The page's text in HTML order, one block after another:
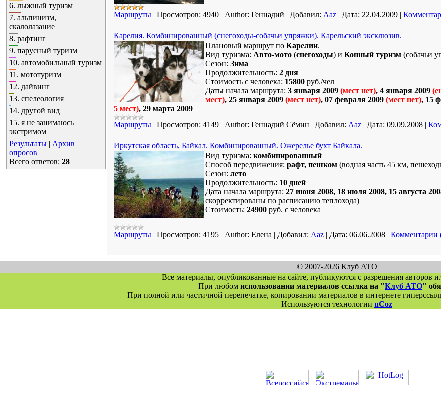
6. лыжный туризм
7. альпинизм,
скалолазание
8. рафтинг
9. парусный туризм
10. автомобильный туризм
11. мототуризм
12. дайвинг
13. спелеология
14. другой вид
15. я не занимаюсь
экстримом
Результаты | Архив
опросов
Всего ответов: 28
Маршруты | Просмотров: 4940 | Author: Геннадий | Добавил: Aaz | Дата: 22.04.2009 |
Карелия. Комбинированный (снегоходы-собачьи упряжки). Карельский эксклюзив.
Плановый маршрут по Карелии.
Вид туризма: Авто-мото (снегоходы) и Конный туризм (собачьи
Сезон: Зима
Продолжительность: 2 дня
Стоимость с человека: 15800 руб./чел
Даты начала маршрута: 3 января 2009 (мест нет), 4 января 2009
мест), 25 января 2009 (мест нет), 07 февраля 2009 (мест нет), 15
5 мест), 29 марта 2009
Маршруты | Просмотров: 4149 | Author: Геннадий Сёмин | Добавил: Aaz | Дата: 09.09.2008 |
Иркутская область, Байкал. Комбинированный. Ожерелье бухт Байкала.
Вид туризма: комбинированный
Способ передвижения: рафт, пешком (водная часть 45 км,
Сезон: лето
Продолжительность: 10 дней
Дата начала маршрута: 27 июня 2008, 18 июля 2008, 15 августа
скорректированы по расписанию теплохода)
Стоимость: 24900 руб. с человека
Маршруты | Просмотров: 4195 | Author: Елена | Добавил: Aaz | Дата: 06.06.2008 | Комментарии
© 2007-2026 Клуб АТО
Все материалы, опубликованные на сайте, публикуются с разрешения авторов
При любом использовании материалов ссылка на "Клуб АТО"
При полной или частичной перепечатке, копировании материалов в интернете
Используются технологии uCoz